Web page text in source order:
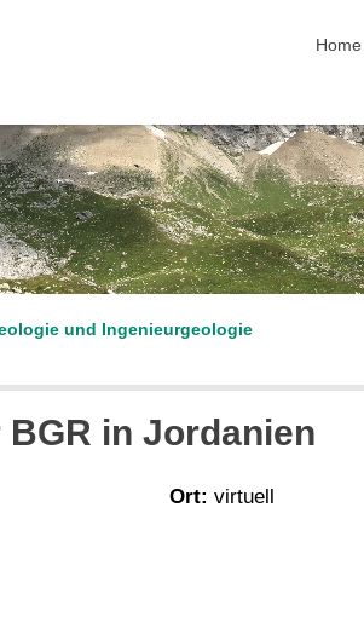
Home
und Ingenieurgeologie
in Jordanien
Ort: virtuell